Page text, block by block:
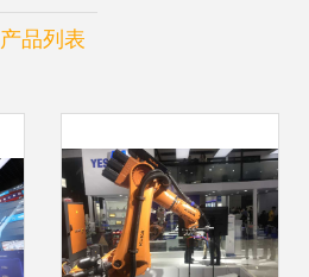
产品列表